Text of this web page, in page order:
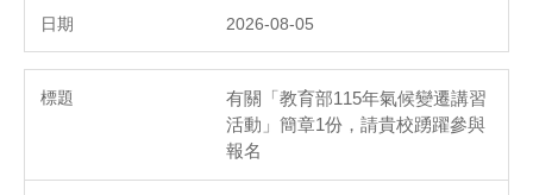
2026-08-05
有關「教育部115年氣候變遷講習
活動」簡章1份，請貴校踴躍參與
報名